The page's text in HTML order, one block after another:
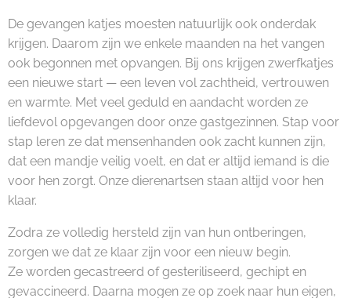
De gevangen katjes moesten natuurlijk ook onderdak
krijgen. Daarom zijn we enkele maanden na het vangen
ook begonnen met opvangen. Bij ons krijgen zwerfkatjes
een nieuwe start — een leven vol zachtheid, vertrouwen
en warmte. Met veel geduld en aandacht worden ze
liefdevol opgevangen door onze gastgezinnen. Stap voor
stap leren ze dat mensenhanden ook zacht kunnen zijn,
dat een mandje veilig voelt, en dat er altijd iemand is die
voor hen zorgt. Onze dierenartsen staan altijd voor hen
klaar.
Zodra ze volledig hersteld zijn van hun ontberingen,
zorgen we dat ze klaar zijn voor een nieuw begin.
Ze worden gecastreerd of gesteriliseerd, gechipt en
gevaccineerd. Daarna mogen ze op zoek naar hun eigen,